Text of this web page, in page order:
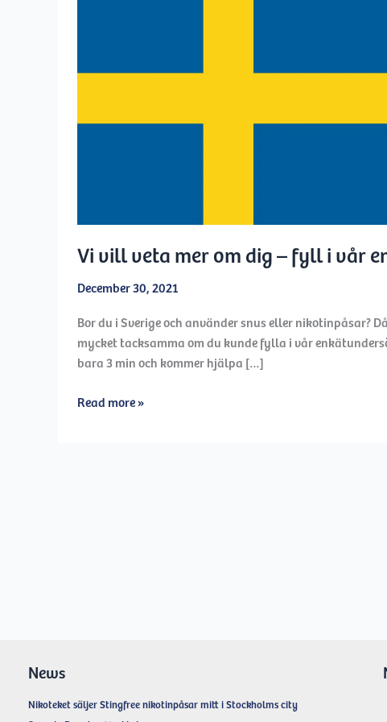
Vi vill veta mer om dig – fyll i vår
December 30, 2021
Bor du i Sverige och använder snus eller nikotinpåsar?
mycket tacksamma om du kunde fylla i vår
bara 3 min och kommer hjälpa […]
Vi
Read more »
News
Nikoteket säljer Stingfree nikotinpåsar mitt i Stockholms city